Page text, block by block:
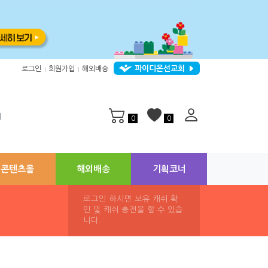
로그인 회원가입 해외배송 파이디온선교회
0 0
콘텐츠몰 해외배송 기획코너
로그인 하시면 보유 캐쉬 확
인 및 캐쉬 충전을 할 수 있습
니다.